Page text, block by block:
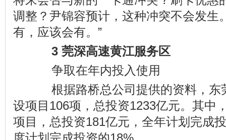
调整？尹锦容预计，这种冲突不会发生
有，应该会有。”
3 莞深高速黄江服务区
争取在年内投入使用
根据路桥总公司提供的资料，东
设项目106项，总投资1233亿元。其中
项目，总投资181亿元，全年计划完成